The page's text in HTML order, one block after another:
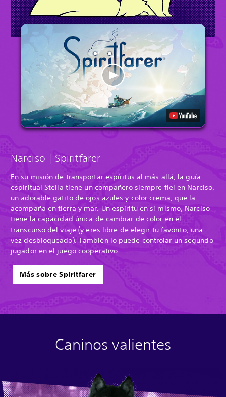
Narciso | Spiritfarer
En su misión de transportar espíritus al más allá, la guía
espiritual Stella tiene un compañero siempre fiel en Narciso,
un adorable gatito de ojos azules y color crema, que la
acompaña en tierra y mar. Un espíritu en sí mismo, Narciso
tiene la capacidad única de cambiar de color en el
transcurso del viaje (y eres libre de elegir tu favorito, una
vez desbloqueado). También lo puede controlar un segundo
jugador en el juego cooperativo.
Más sobre Spiritfarer
Caninos valientes